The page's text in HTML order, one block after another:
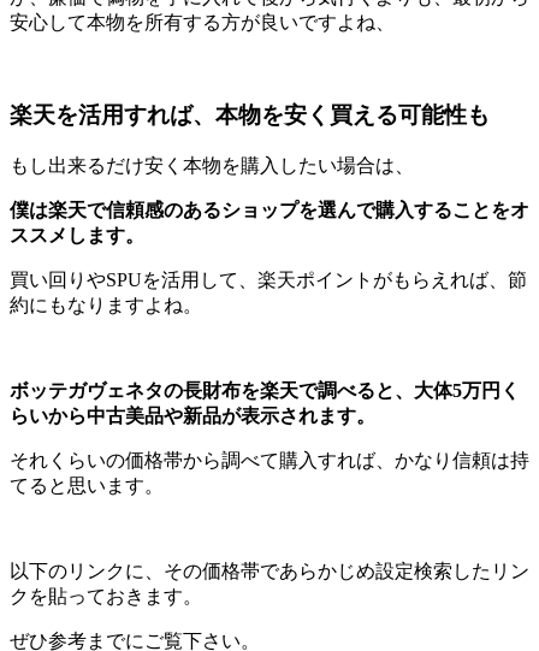
安心して本物を所有する方が良いですよね、
楽天を活用すれば、本物を安く買える可能性も
もし出来るだけ安く本物を購入したい場合は、
僕は楽天で信頼感のあるショップを選んで購入することをオ
ススメします。
買い回りやSPUを活用して、楽天ポイントがもらえれば、節
約にもなりますよね。
ボッテガヴェネタの長財布を楽天で調べると、大体5万円く
らいから中古美品や新品が表示されます。
それくらいの価格帯から調べて購入すれば、かなり信頼は持
てると思います。
以下のリンクに、その価格帯であらかじめ設定検索したリン
クを貼っておきます。
ぜひ参考までにご覧下さい。